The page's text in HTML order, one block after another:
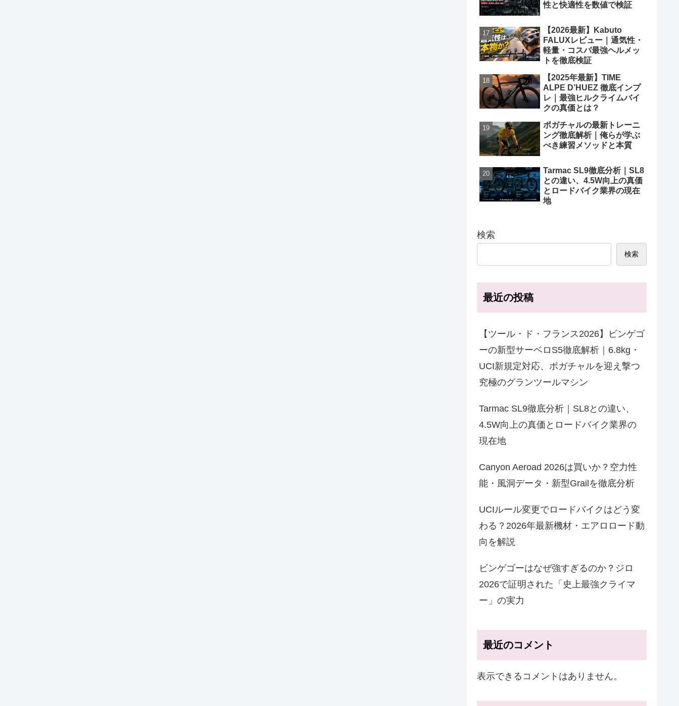
性と快適性を数値で検証
【2026最新】Kabuto
FALUXレビュー｜通気性・
軽量・コスパ最強ヘルメッ
トを徹底検証
【2025年最新】TIME
ALPE D’HUEZ 徹底インプ
レ｜最強ヒルクライムバイ
クの真価とは？
ポガチャルの最新トレーニ
ング徹底解析｜俺らが学ぶ
べき練習メソッドと本質
Tarmac SL9徹底分析｜SL8
との違い、4.5W向上の真価
とロードバイク業界の現在
地
検索
検索
最近の投稿
【ツール・ド・フランス2026】ビンゲゴ
ーの新型サーベロS5徹底解析｜6.8kg・
UCI新規定対応、ポガチャルを迎え撃つ
究極のグランツールマシン
Tarmac SL9徹底分析｜SL8との違い、
4.5W向上の真価とロードバイク業界の
現在地
Canyon Aeroad 2026は買いか？空力性
能・風洞データ・新型Grailを徹底分析
UCIルール変更でロードバイクはどう変
わる？2026年最新機材・エアロロード動
向を解説
ビンゲゴーはなぜ強すぎるのか？ジロ
2026で証明された「史上最強クライマ
ー」の実力
最近のコメント
表示できるコメントはありません。